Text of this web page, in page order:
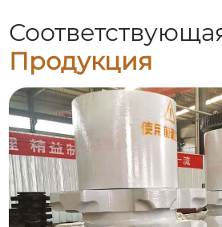
Продукция